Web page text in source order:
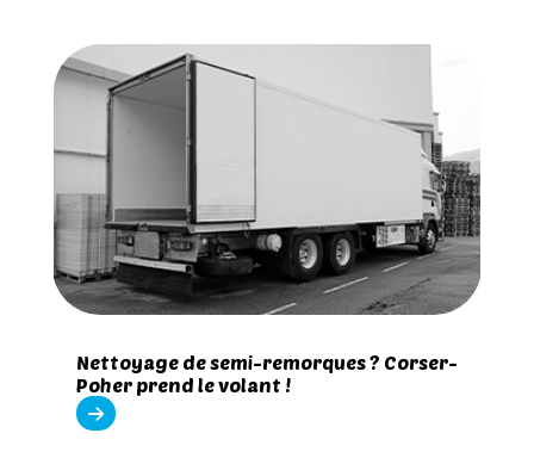
Nettoyage de semi-remorques ? Corser-
Poher prend le volant !